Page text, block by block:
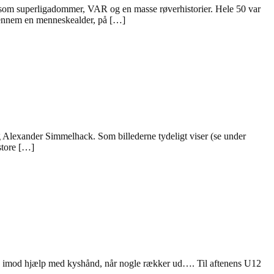
superligadommer, VAR og en masse røverhistorier. Hele 50 var
en menneskealder, på […]
Simmelhack. Som billederne tydeligt viser (se under
[…]
hjælp med kyshånd, når nogle rækker ud…. Til aftenens U12